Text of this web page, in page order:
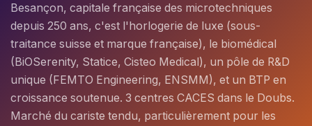
Besançon, capitale française des microtechniques
depuis 250 ans, c'est l'horlogerie de luxe (sous-
traitance suisse et marque française), le biomédical
(BiOSerenity, Statice, Cisteo Medical), un pôle de R&D
unique (FEMTO Engineering, ENSMM), et un BTP en
croissance soutenue. 3 centres CACES dans le Doubs.
Marché du cariste tendu, particulièrement pour les